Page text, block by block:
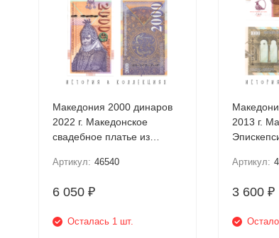
Македония 2000 динаров
2022 г. Македонское
свадебное платье из
Артикул: 46540
6 050 ₽
Осталась 1 шт.
2013 г.
Артикул:
3 600 ₽